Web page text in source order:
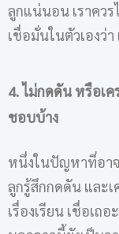
ลูกแน่นอน เราควร
เชื่อมั่นในตัวเองว่า
4.ไม่กดดัน หรือเค
ชอบบ้าง
หนึ่งในปัญหาที่อาจ
ลูกรู้สึกกดดัน และ
เรื่องเรียน เชื่อเถ